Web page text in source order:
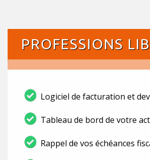
PROFESSIONS
Logiciel de facturation et
Tableau de bord de votre
Rappel de vos échéances